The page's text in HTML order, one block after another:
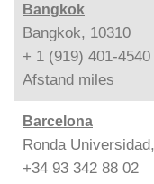
Bangkok
Bangkok, 10310
+ 1 (919) 401-4540
Afstand miles
Barcelona
Ronda
+34 93 342 88 02